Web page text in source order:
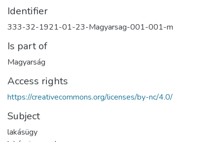
Identifier
333-32-1921-01-23-Magyarsag-001-001-m
Is part of
Magyarság
Access rights
https://creativecommons.org/licenses/by-nc/4.0/
Subject
lakásügy